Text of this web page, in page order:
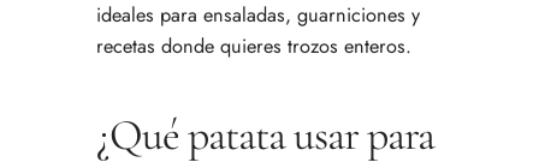
ideales para ensaladas, guarniciones y
recetas donde quieres trozos enteros.
¿Qué patata usar para